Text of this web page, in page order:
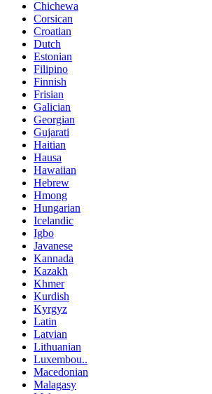
Chichewa
Corsican
Croatian
Dutch
Estonian
Filipino
Finnish
Frisian
Galician
Georgian
Gujarati
Haitian
Hausa
Hawaiian
Hebrew
Hmong
Hungarian
Icelandic
Igbo
Javanese
Kannada
Kazakh
Khmer
Kurdish
Kyrgyz
Latin
Latvian
Lithuanian
Luxembou..
Macedonian
Malagasy